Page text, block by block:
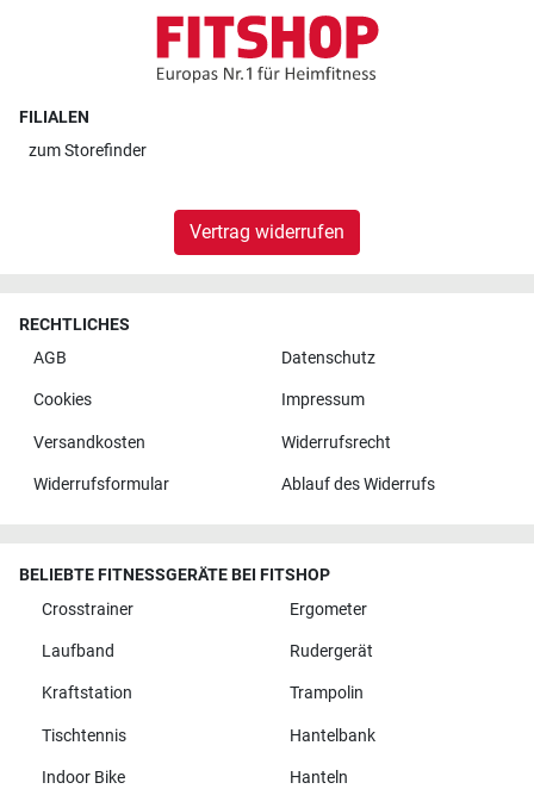
FILIALEN
zumStorefinder
Vertrag widerrufen
RECHTLICHES
AGB
Datenschutz
Cookies Impressum
Versandkosten Widerrufsrecht
Widerrufsformular Ablauf des Widerrufs
BELIEBTE FITNESSGERÄTE BEI FITSHOP
Crosstrainer
Ergometer
Laufband Rudergerät
Kraftstation Trampolin
Tischtennis Hantelbank
Indoor Bike Hanteln